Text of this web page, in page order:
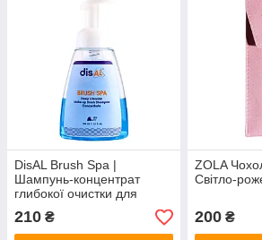
DisAL Brush Spa |
Шампунь-концентрат
глибокої очистки для
косметичних пензлів
150мл
210 ₴
ZOLA
Світло-
200₴